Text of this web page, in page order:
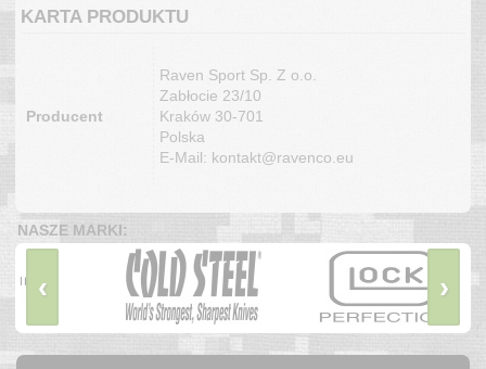
KARTA PRODUKTU
Producent
Raven Sport Sp. Z o.o.
Zabłocie 23/10
Kraków 30-701
Polska
E-Mail: kontakt@ravenco.eu
NASZE MARKI:
‹ ›